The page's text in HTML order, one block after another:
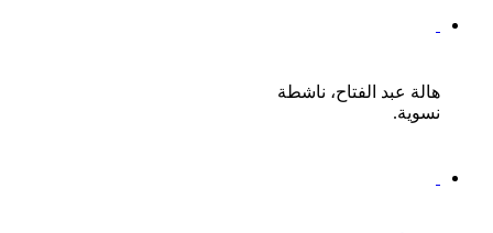
هالة عبد الفتاح، ناشطة
نسوية.